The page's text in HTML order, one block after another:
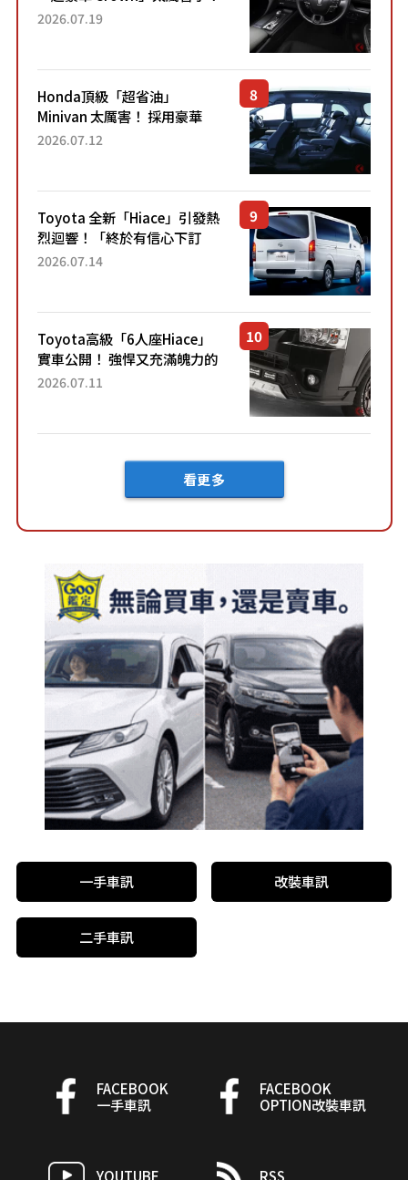
採用由「匠人技藝」打造的
2026.07.19
Honda頂級「超省油」
Minivan 太厲害！ 採用豪華
「真皮座椅」與專屬「黑色內
「三...
2026.07.12
Toyota 全新「Hiace」引發熱
烈迴響！「終於有信心下訂
了！」「哪個等級交車最
車？...
2026.07.14
Toyota高級「6人座Hiace」
實車公開！ 強悍又充滿魄力的
「全黑設計」搭配特別「豪華
2026.07.11
看更多
一手車訊 改裝車訊
二手車訊
FACEBOOK
一手車訊
FACEBOOK
OPTION改裝車訊
YOUTUBE RSS